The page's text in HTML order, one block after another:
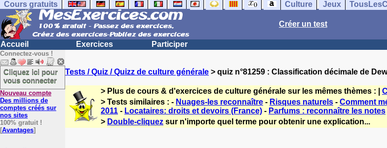
Cours gratuits Culture Jeux
Créer un test
Accueil Exercices Participer
Connectez-vous !
Cliquez ici pour
vous connecter
Nouveau compte
Des millions de
comptes créés sur
nos sites
100% gratuit !
[Avantages]
Tests / Quiz / Quizz de culture générale > quiz n°81259 : Classification décimale de
> Plus de cours & d'exercices de culture générale sur les mêmes thèmes : |
> Tests similaires : - Nuages-les reconnaître - Risques naturels - Comment
2011 - Locataires: droits et devoirs (France) - Parfums : reconnaître les notes
> Double-cliquez sur n'importe quel terme pour obtenir une explication...